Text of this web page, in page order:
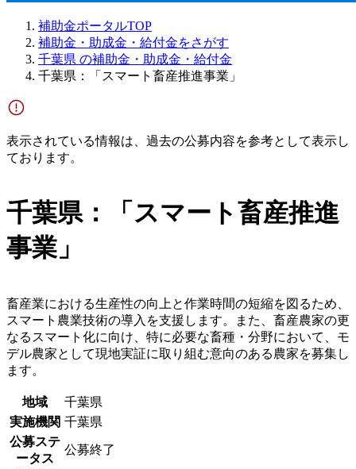
補助金ポータルTOP
補助金・助成金・給付金をさがす
千葉県 の補助金・助成金・給付金
千葉県：「スマート畜産推進事業」
表示されている情報は、過去の公募内容を参考として表示し
ております。
千葉県：「スマート畜産推進
事業」
畜産業における生産性の向上と作業時間の短縮を図るため、
スマート農業技術の導入を支援します。また、畜産農家の更
なるスマート化に向け、特に必要な畜種・分野において、モ
デル農家として現地実証に取り組む意向のある農家を募集し
ます。
地域
千葉県
実施機関 千葉県
公募ステ
ータス
公募終了